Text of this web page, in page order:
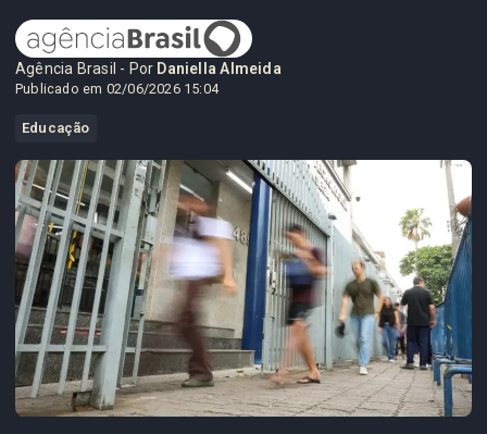
Agência Brasil - Por Daniella Almeida
Publicado em 02/06/2026 15:04
Educação